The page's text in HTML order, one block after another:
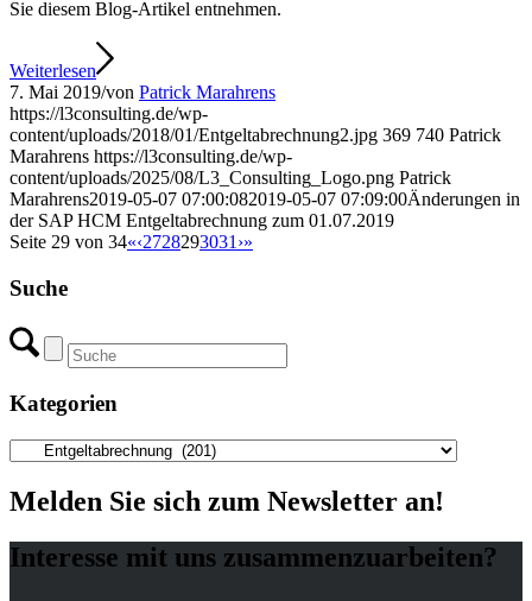
Sie diesem Blog-Artikel entnehmen.
Weiterlesen
7. Mai 2019/von Patrick Marahrens
https://l3consulting.de/wp-
content/uploads/2018/01/Entgeltabrechnung2.jpg 369 740 Patrick
Marahrens https://l3consulting.de/wp-
content/uploads/2025/08/L3_Consulting_Logo.png Patrick
Marahrens2019-05-07 07:00:082019-05-07 07:09:00Änderungen in
der SAP HCM Entgeltabrechnung zum 01.07.2019
Seite 29 von 34«‹2728293031 ›»
Suche
Kategorien
Kategorien
Melden Sie sich zum Newsletter an!
Interesse mit uns zusammenzuarbeiten?